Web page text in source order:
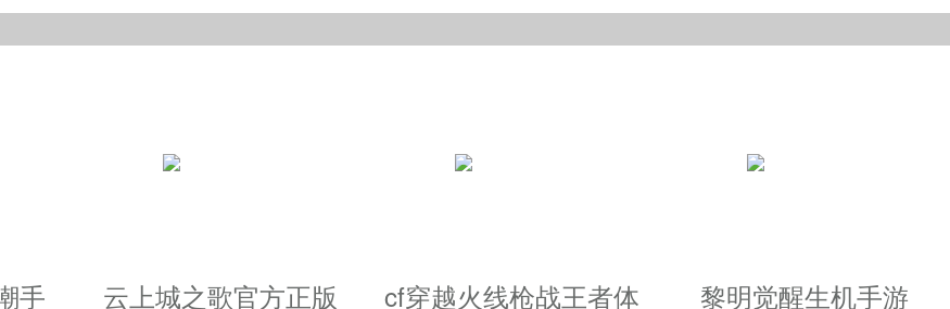
能够及时的消灭敌人便可以获得最终的胜利。
而这里的每一个人物都可以让自己变得更强并且消灭更多的敌人。
手
云上城之歌官方正版
cf穿越火线枪战王者体
黎明觉醒生机手游